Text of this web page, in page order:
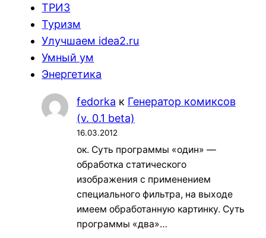
ТРИЗ
Туризм
Улучшаем idea2.ru
Умный ум
Энергетика
fedorka к Генератор комиксов
(v. 0.1 beta)
16.03.2012
ок. Суть программы «один» —
обработка статического
изображения с применением
специального фильтра, на выходе
имеем обработанную картинку. Суть
программы «два»…